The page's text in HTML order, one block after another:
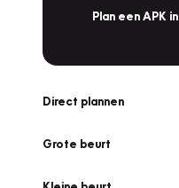
Plan een APK in
Direct plannen
Grote beurt